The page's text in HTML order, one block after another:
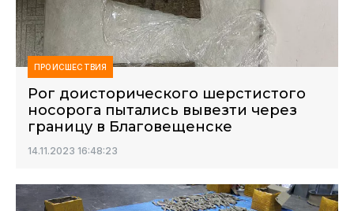
ПРОИСШЕСТВИЯ
Рог доисторического шерстистого
носорога пытались вывезти через
границу в Благовещенске
14.11.2023 16:48:23